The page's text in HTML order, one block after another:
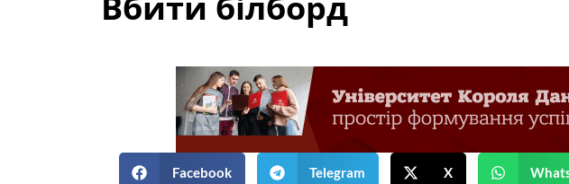
Facebook Telegram X